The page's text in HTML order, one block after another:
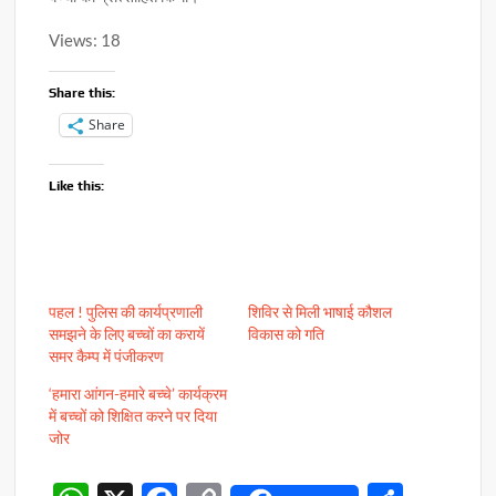
Views: 18
Share this:
Share
Like this:
पहल ! पुलिस की कार्यप्रणाली
समझने के लिए बच्चों का करायें
समर कैम्प में पंजीकरण
शिविर से मिली भाषाई कौशल
विकास को गति
‘हमारा आंगन-हमारे बच्चे’ कार्यक्रम
में बच्चों को शिक्षित करने पर दिया
जोर